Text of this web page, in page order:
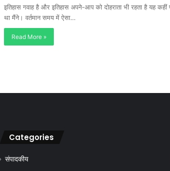
इतिहास गवाह है और इतिहास अपने-आप को दोहराता भी रहता है यह कहीं
था मैंने। वर्तमान समय में ऐसा…
Read More »
Categories
संपादकीय